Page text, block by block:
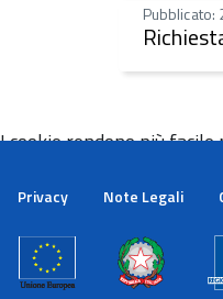
Pubblicato:
Privacy Note Legali
I cookie rendono più
cookie.
Maggiori informazioni